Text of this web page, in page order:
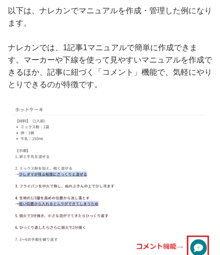
以下は、ナレカンでマニュアルを作成・管理した例になり
ます。
ナレカンでは、1記事1マニュアルで簡単に作成できま
す。マーカーや下線を使って見やすいマニュアルを作成で
きるほか、記事に紐づく「コメント」機能で、気軽にやり
とりできるのが特徴です。